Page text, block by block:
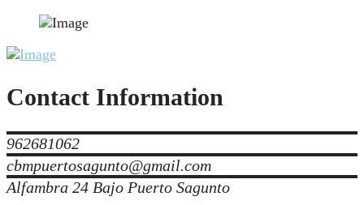
Contact Information
962681062
cbmpuertosagunto@gmail.com
Alfambra 24 Bajo Puerto Sagunto